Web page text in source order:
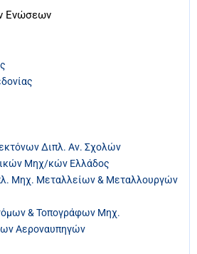
Ενώσεων
Διπλ. Αν. Σχολών
Μηχ/κών Ελλάδος
Μηχ. Μεταλλείων & Μεταλλουργών
& Τοπογράφων Μηχ.
Αεροναυπηγών